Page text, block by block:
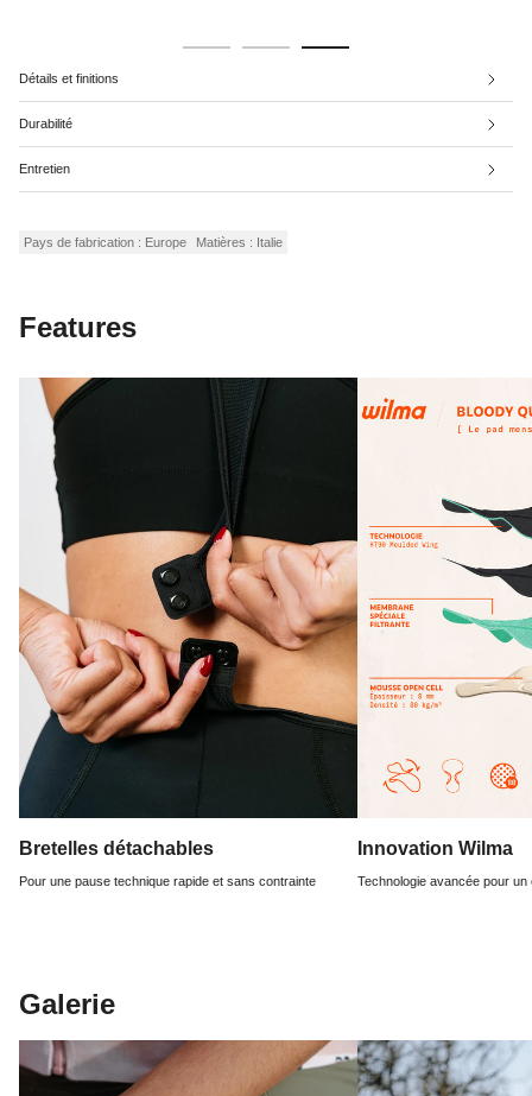
Détails et finitions
Durabilité
Entretien
Pays de fabrication : Europe Matières : Italie
Features
Bretelles détachables
Pour une pause technique rapide et sans contrainte
Innovation Wilma
Technologie avancée pour un
Galerie